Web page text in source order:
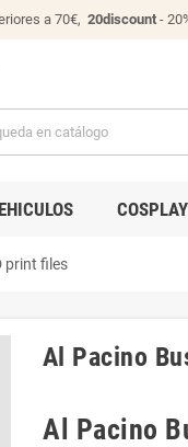
a 70€, 20discount-
COSPLAY
print files
Al Pacino
Al Pacino